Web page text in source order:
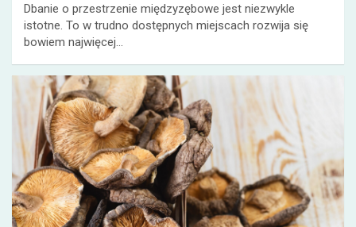
Dbanie o przestrzenie międzyzębowe jest niezwykle
istotne. To w trudno dostępnych miejscach rozwija się
bowiem najwięcej…